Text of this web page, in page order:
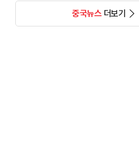
중국뉴스더보기